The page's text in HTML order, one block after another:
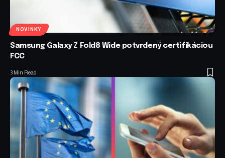
NOVINKY
Samsung Galaxy Z Fold8 Wide potvrdený certifikáciou
FCC
3 Min Read